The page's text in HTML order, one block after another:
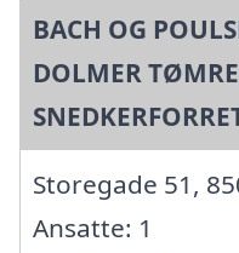
BACH OG
DOLMER
Storegade 51,
Ansatte: 1